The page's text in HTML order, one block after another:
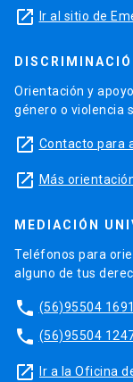
launch Ir al sitio de
Orientación y
género o violencia
launch Contacto para
launch Más
MEDIACIÓN
Teléfonos para
alguno de tus
phone (56)95504 1691
phone (56)95504
launch Ir a la Oficina